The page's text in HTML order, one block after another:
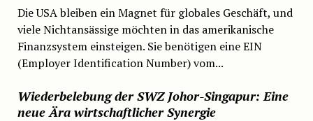
Die USA bleiben ein Magnet für globales Geschäft, und
viele Nichtansässige möchten in das amerikanische
Finanzsystem einsteigen. Sie benötigen eine EIN
(Employer Identification Number) vom...
Wiederbelebung der SWZ Johor-Singapur: Eine
neue Ära wirtschaftlicher Synergie